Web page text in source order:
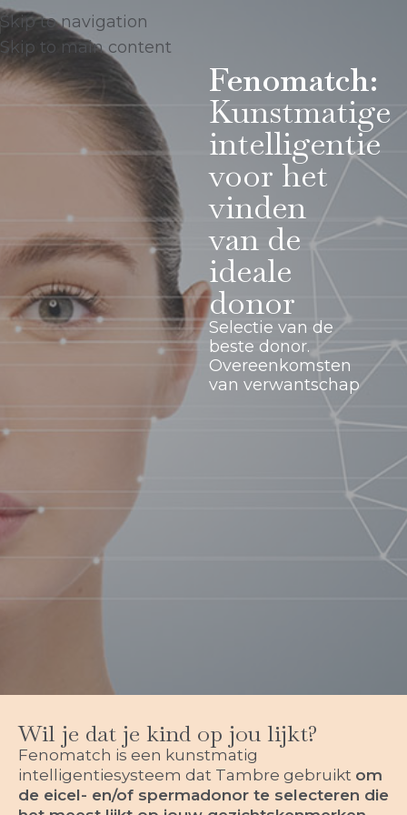
Skip to navigation
Skip to main content
Fenomatch:
Kunstmatige
intelligentie
voor het
vinden
van de
ideale
donor
Selectie van de
beste donor.
Overeenkomsten
van verwantschap
Wil je dat je kind op jou lijkt?
Fenomatch is een kunstmatig
intelligentiesysteem dat Tambre gebruikt om
de eicel- en/of spermadonor te selecteren die